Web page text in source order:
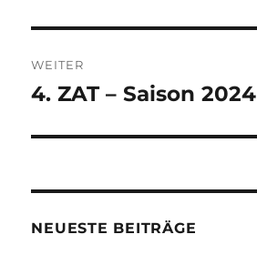
WEITER
Nächster
4. ZAT – Saison 2024
NEUESTE BEITRÄGE